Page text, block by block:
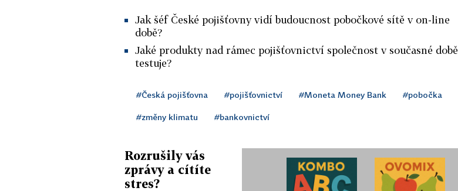
Jak šéf České pojišťovny vidí budoucnost pobočkové sítě v on-line
době?
Jaké produkty nad rámec pojišťovnictví společnost v současné době
testuje?
#Česká pojišťovna #pojišťovnictví #Moneta Money Bank #pobočka
#změny klimatu #bankovnictví
Rozrušily vás
zprávy a cítíte
stres?